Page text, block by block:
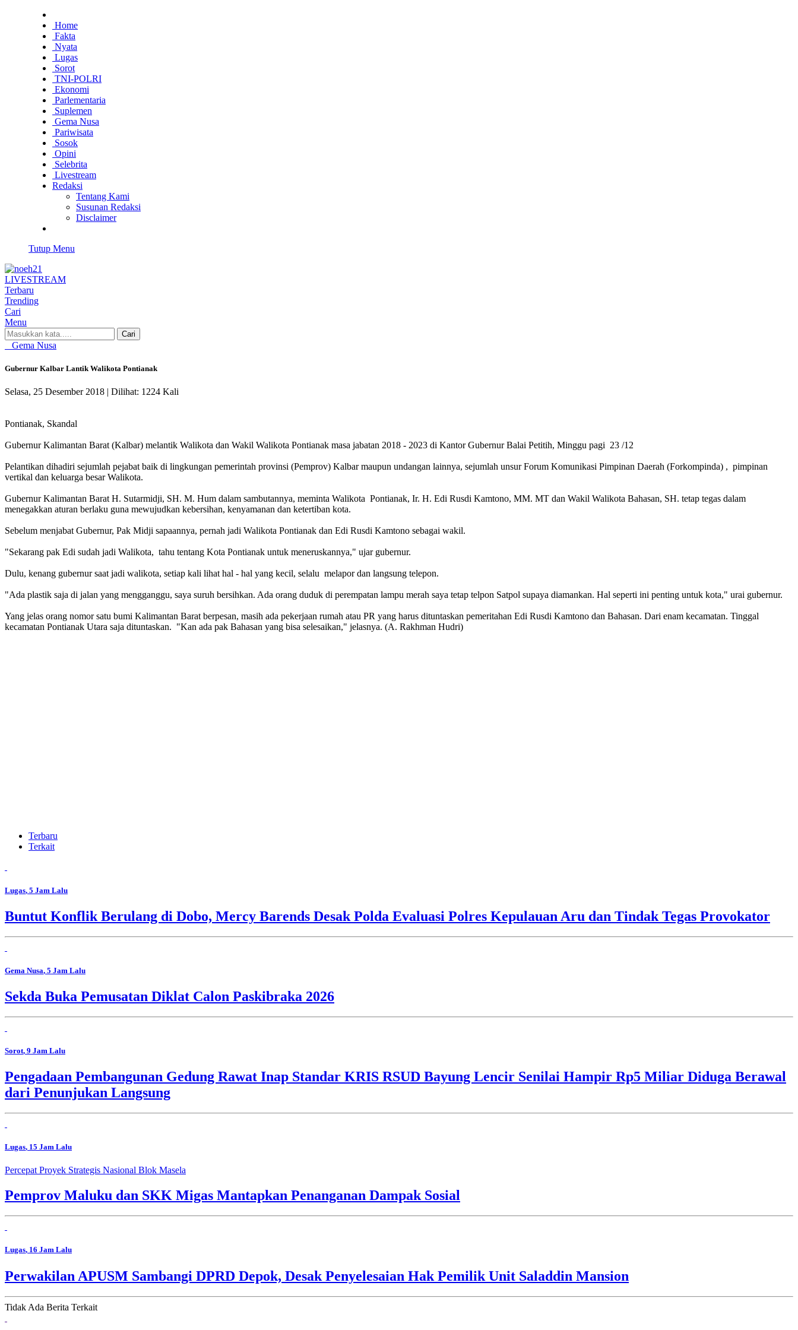
Home
Fakta
Nyata
Lugas
Sorot
TNI-POLRI
Ekonomi
Parlementaria
Suplemen
Gema Nusa
Pariwisata
Sosok
Opini
Selebrita
Livestream
Redaksi
Tentang Kami
Susunan Redaksi
Disclaimer
Tutup Menu
LIVESTREAM
Terbaru
Trending
Cari
Menu
Cari
Gema Nusa
Gubernur Kalbar Lantik Walikota Pontianak
Selasa, 25 Desember 2018 | Dilihat: 1224 Kali
Pontianak, Skandal
Gubernur Kalimantan Barat (Kalbar) melantik Walikota dan Wakil Walikota Pontianak masa jabatan 2018 - 2023 di Kantor Gubernur Balai Petitih, Minggu pagi 23 /12
Pelantikan dihadiri sejumlah pejabat baik di lingkungan pemerintah provinsi (Pemprov) Kalbar maupun undangan lainnya, sejumlah unsur Forum Komunikasi Pimpinan Daerah (Forkompinda) , pimpinan
vertikal dan keluarga besar Walikota.
Gubernur Kalimantan Barat H. Sutarmidji, SH. M. Hum dalam sambutannya, meminta Walikota Pontianak, Ir. H. Edi Rusdi Kamtono, MM. MT dan Wakil Walikota Bahasan, SH. tetap tegas dalam
menegakkan aturan berlaku guna mewujudkan kebersihan, kenyamanan dan ketertiban kota.
Sebelum menjabat Gubernur, Pak Midji sapaannya, pernah jadi Walikota Pontianak dan Edi Rusdi Kamtono sebagai wakil.
"Sekarang pak Edi sudah jadi Walikota, tahu tentang Kota Pontianak untuk meneruskannya," ujar gubernur.
Dulu, kenang gubernur saat jadi walikota, setiap kali lihat hal - hal yang kecil, selalu melapor dan langsung telepon.
"Ada plastik saja di jalan yang mengganggu, saya suruh bersihkan. Ada orang duduk di perempatan lampu merah saya tetap telpon Satpol supaya diamankan. Hal seperti ini penting untuk kota," urai gubernur.
Yang jelas orang nomor satu bumi Kalimantan Barat berpesan, masih ada pekerjaan rumah atau PR yang harus dituntaskan pemeritahan Edi Rusdi Kamtono dan Bahasan. Dari enam kecamatan. Tinggal
kecamatan Pontianak Utara saja dituntaskan. "Kan ada pak Bahasan yang bisa selesaikan," jelasnya. (A. Rakhman Hudri)
Terbaru
Terkait
Lugas, 5 Jam Lalu
Buntut Konflik Berulang di Dobo, Mercy Barends Desak Polda Evaluasi Polres Kepulauan Aru dan Tindak Tegas Provokator
Gema Nusa, 5 Jam Lalu
Sekda Buka Pemusatan Diklat Calon Paskibraka 2026
Sorot, 9 Jam Lalu
Pengadaan Pembangunan Gedung Rawat Inap Standar KRIS RSUD Bayung Lencir Senilai Hampir Rp5 Miliar Diduga Berawal
dari Penunjukan Langsung
Lugas, 15 Jam Lalu
Percepat Proyek Strategis Nasional Blok Masela
Pemprov Maluku dan SKK Migas Mantapkan Penanganan Dampak Sosial
Lugas, 16 Jam Lalu
Perwakilan APUSM Sambangi DPRD Depok, Desak Penyelesaian Hak Pemilik Unit Saladdin Mansion
Tidak Ada Berita Terkait